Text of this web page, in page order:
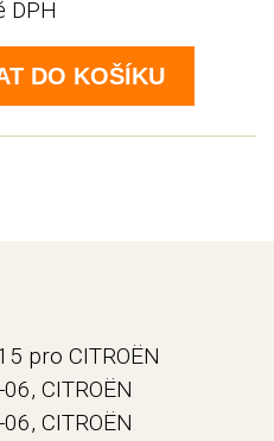
DPH
DO KOŠÍKU
pro CITROËN
CITROËN
CITROËN